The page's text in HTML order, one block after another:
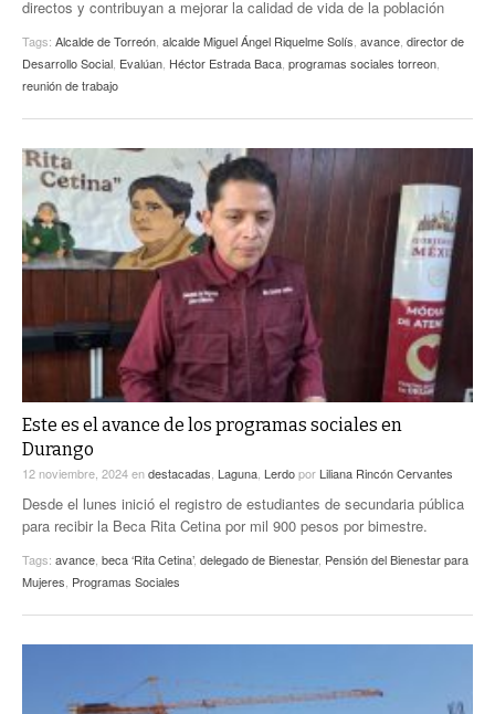
directos y contribuyan a mejorar la calidad de vida de la población
Tags: Alcalde de Torreón alcalde Miguel Ángel Riquelme Solís avance director de
Desarrollo Social Evalúan Héctor Estrada Baca programas sociales torreon
reunión de trabajo
Este es el avance de los programas sociales en
Durango
12 noviembre, 2024endestacadas Laguna Lerdopor Liliana Rincón Cervantes
Desde el lunes inició el registro de estudiantes de secundaria pública
para recibir la Beca Rita Cetina por mil 900 pesos por bimestre.
Tags: avance beca ‘Rita Cetina’, delegado de Bienestar, Pensión del Bienestar para
Mujeres Programas Sociales